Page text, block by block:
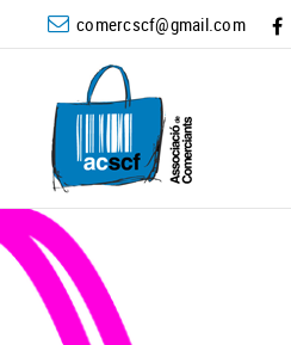
comercscf@gmail.com